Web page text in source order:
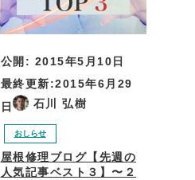
公開: 2015年5月10日
最終更新:2015年6月29
日
石川 弘樹
おしらせ
屋根修理ブログ【先週の
人気記事ベスト３】〜２